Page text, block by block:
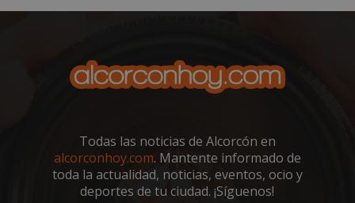
Todas las noticias de Alcorcón en
alcorconhoy.com. Mantente informado de
toda la actualidad, noticias, eventos, ocio y
deportes de tu ciudad. ¡Síguenos!
Dominio